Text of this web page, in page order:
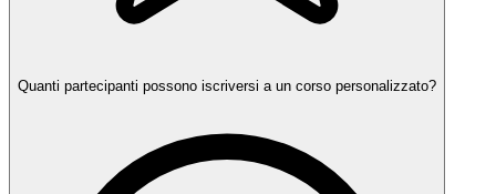
Quanti partecipanti possono iscriversi a un corso personalizzato?